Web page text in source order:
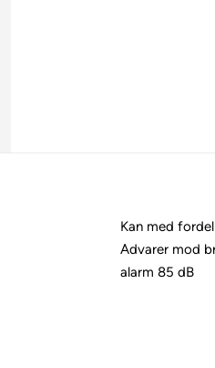
Kan med
Advarer mod
alarm 85 dB